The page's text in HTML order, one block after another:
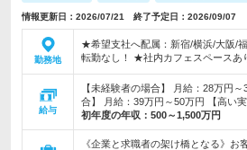
情報更新日：2026/07/21 終了予定日：2026/09/07
勤務地
★希望支社へ配属：新宿/横浜/大阪/
転勤なし！ ★社内カフェスペースあ
給与
【未経験者の場合】 月給：28万円
合】 月給：39万円～50万円 【高い
初年度の年収： 500～1,500万円
《企業と求職者の架け橋となる》お